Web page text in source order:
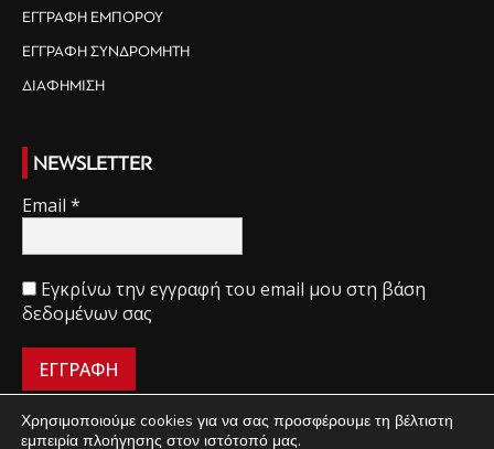
ΕΓΓΡΑΦΗ ΕΜΠΟΡΟΥ
ΕΓΓΡΑΦΗ ΣΥΝΔΡΟΜΗΤΗ
ΔΙΑΦΗΜΙΣΗ
NEWSLETTER
Email *
Εγκρίνω την εγγραφή του email μου στη βάση
δεδομένων σας
Χρησιμοποιούμε cookies για να σας προσφέρουμε τη βέλτιστη
εμπειρία πλοήγησης στον ιστότοπό μας.